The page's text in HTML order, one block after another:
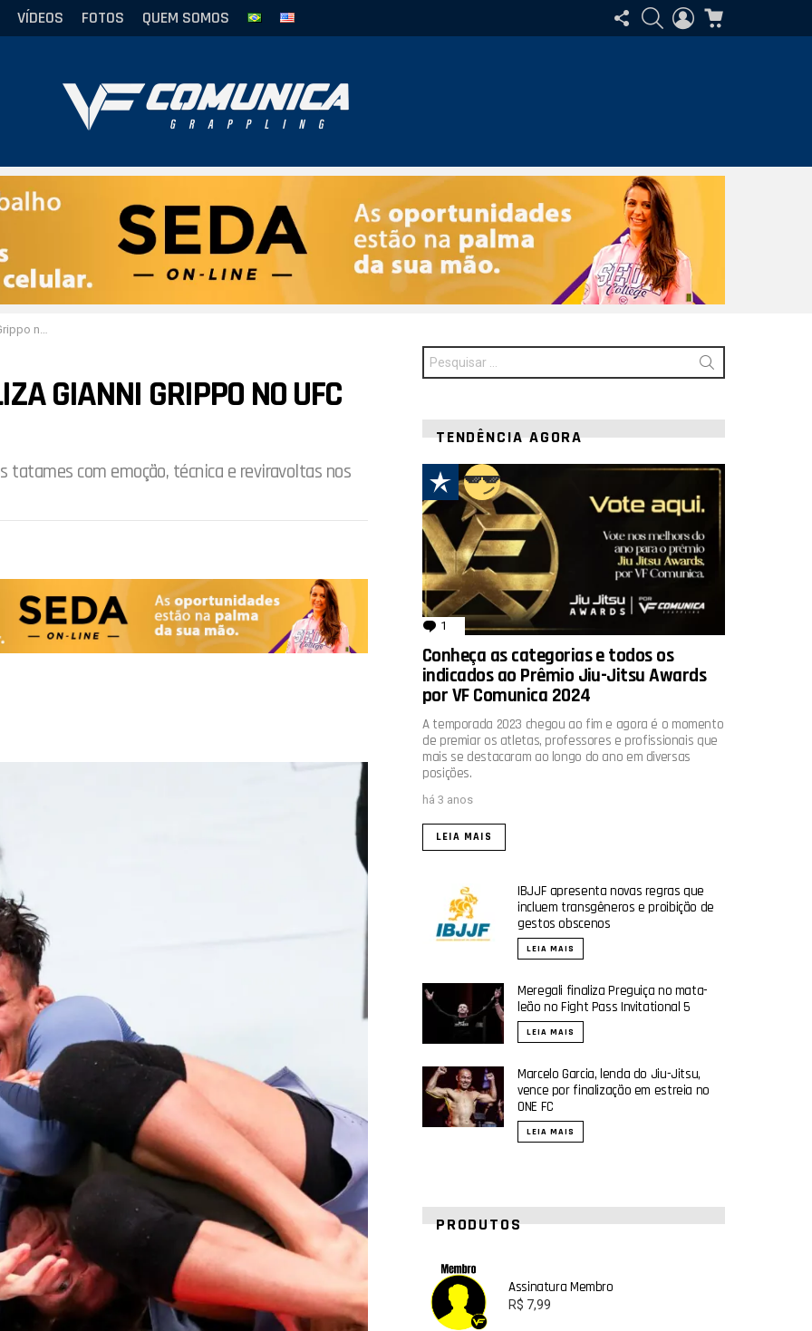
VÍDEOS FOTOS QUEM SOMOS
SIGA-
NOS
PESQUISAR
ENTRAR
to the Title
GIANNI GRIPPO NO UFC
tatames com emoção, técnica e reviravoltas nos
Procurar
por:
TENDÊNCIA AGORA
1 comentário
Conheça as categorias e todos os
indicados ao Prêmio Jiu-Jitsu Awards
por VF Comunica 2024
A temporada 2023 chegou ao fim e agora é o momento
de premiar os atletas, professores e profissionais que
mais se destacaram ao longo do ano em diversas
posições.
há 3 anos
LEIA MAIS
IBJJF apresenta novas regras que
incluem transgêneros e proibição de
gestos obscenos
LEIA MAIS
Meregali finaliza Preguiça no mata-
leão no Fight Pass Invitational 5
LEIA MAIS
Marcelo Garcia, lenda do Jiu-Jitsu,
vence por finalização em estreia no
ONE FC
LEIA MAIS
PRODUTOS
Assinatura Membro
R$ 7,99